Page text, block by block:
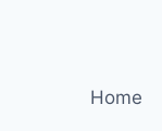
Home